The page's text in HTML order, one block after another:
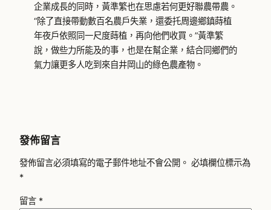
企業成長的同時，黃準繁也在思慮若何更好聯農帶農。
“除了直接帶動數百名農戶失業，還委托周邊鄉鎮蒔植
年夜戶依照同一尺度蒔植，再向他們收買。”黃準繁
說，做些力所能及的事，也是在幫企業，結合同鄉們的
氣力讓更多人吃到來自井岡山的綠色農產物。
發佈留言
發佈留言必須填寫的電子郵件地址不會公開。 必填欄位標示為
*
留言 *